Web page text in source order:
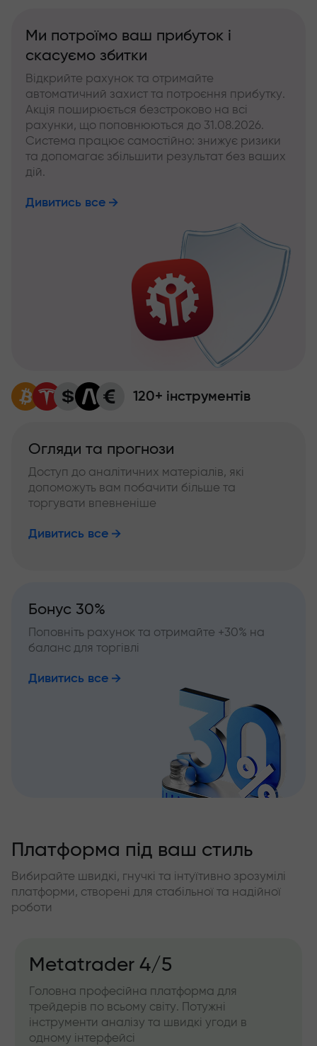
Ми потроїмо ваш прибуток і
скасуємо збитки
Відкрийте рахунок та отримайте
автоматичний захист та потроєння прибутку.
Акція поширюється безстроково на всі
рахунки, що поповнюються до 31.08.2026.
Система працює самостійно: знижує ризики
та допомагає збільшити результат без ваших
дій.
Дивитись все
120+ інструментів
Огляди та прогнози
Доступ до аналітичних матеріалів, які
допоможуть вам побачити більше та
торгувати впевненіше
Дивитись все
Бонус 30%
Поповніть рахунок та отримайте +30% на
баланс для торгівлі
Дивитись все
Платформа під ваш стиль
Вибирайте швидкі, гнучкі та інтуїтивно зрозумілі
платформи, створені для стабільної та надійної
роботи
Metatrader 4/5
Головна професійна платформа для
трейдерів по всьому світу. Потужні
інструменти аналізу та швидкі угоди в
одному інтерфейсі